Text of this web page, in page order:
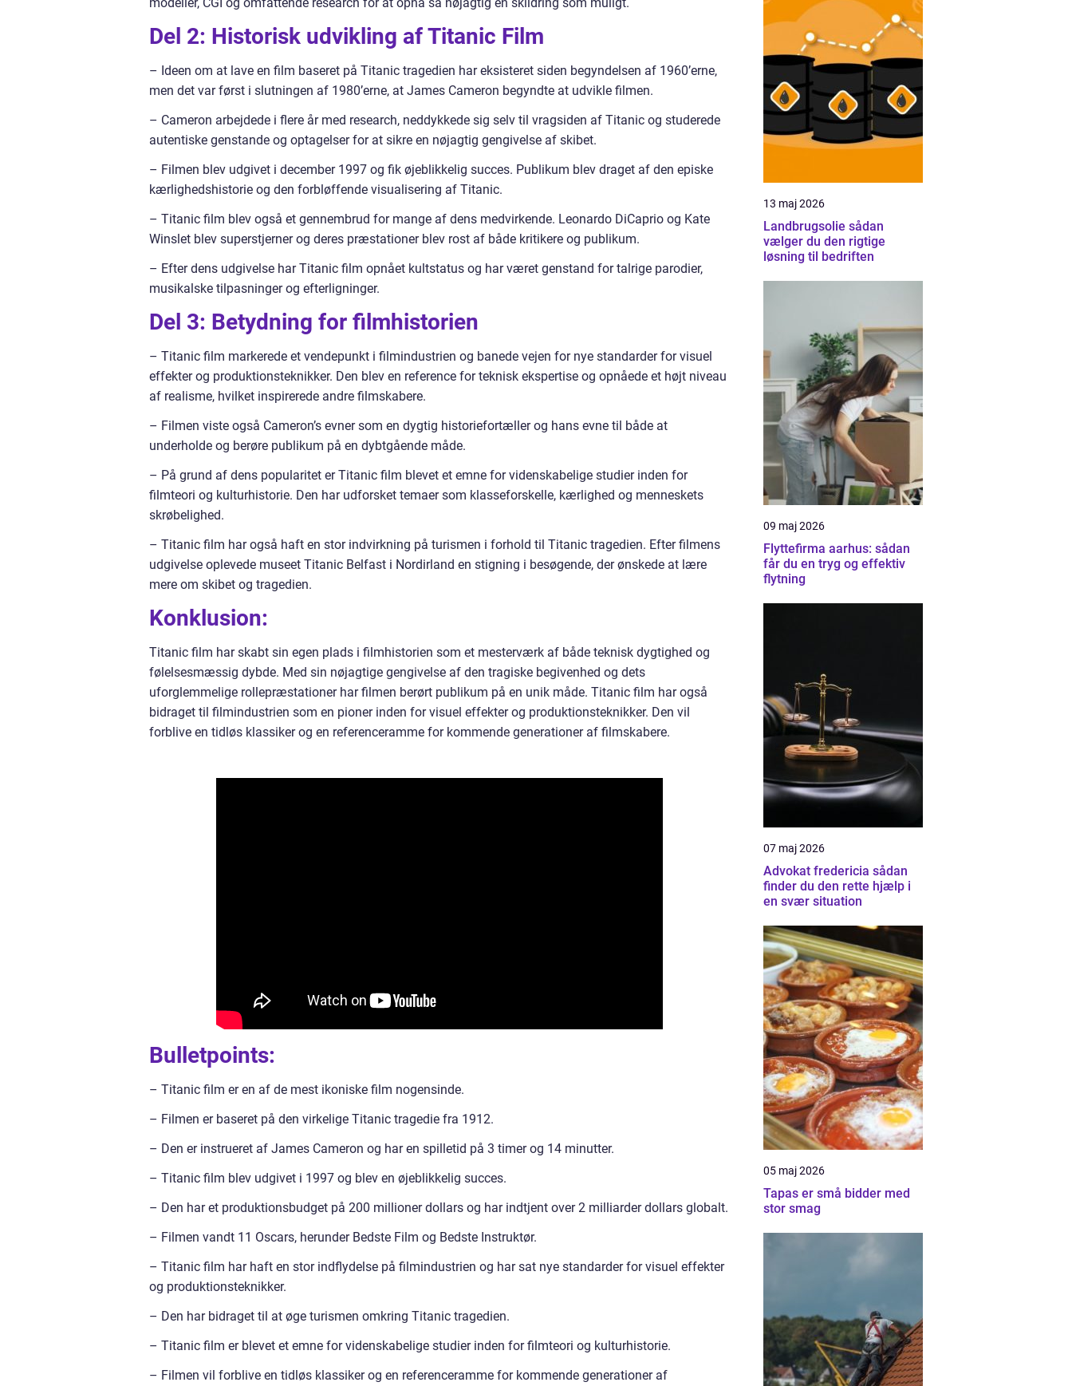
Del 2: Historisk udvikling af Titanic Film
– Ideen om at lave en film baseret på Titanic tragedien har eksisteret siden begyndelsen af 1960’erne,
men det var først i slutningen af 1980’erne, at James Cameron begyndte at udvikle filmen.
– Cameron arbejdede i flere år med research, neddykkede sig selv til vragsiden af Titanic og studerede
autentiske genstande og optagelser for at sikre en nøjagtig gengivelse af skibet.
– Filmen blev udgivet i december 1997 og fik øjeblikkelig succes. Publikum blev draget af den episke
kærlighedshistorie og den forbløffende visualisering af Titanic.
– Titanic film blev også et gennembrud for mange af dens medvirkende. Leonardo DiCaprio og Kate
Winslet blev superstjerner og deres præstationer blev rost af både kritikere og publikum.
– Efter dens udgivelse har Titanic film opnået kultstatus og har været genstand for talrige parodier,
musikalske tilpasninger og efterligninger.
Del 3: Betydning for filmhistorien
– Titanic film markerede et vendepunkt i filmindustrien og banede vejen for nye standarder for visuel
effekter og produktionsteknikker. Den blev en reference for teknisk ekspertise og opnåede et højt niveau
af realisme, hvilket inspirerede andre filmskabere.
– Filmen viste også Cameron’s evner som en dygtig historiefortæller og hans evne til både at
underholde og berøre publikum på en dybtgående måde.
– På grund af dens popularitet er Titanic film blevet et emne for videnskabelige studier inden for
filmteori og kulturhistorie. Den har udforsket temaer som klasseforskelle, kærlighed og menneskets
skrøbelighed.
– Titanic film har også haft en stor indvirkning på turismen i forhold til Titanic tragedien. Efter filmens
udgivelse oplevede museet Titanic Belfast i Nordirland en stigning i besøgende, der ønskede at lære
mere om skibet og tragedien.
Konklusion:
Titanic film har skabt sin egen plads i filmhistorien som et mesterværk af både teknisk dygtighed og
følelsesmæssig dybde. Med sin nøjagtige gengivelse af den tragiske begivenhed og dets
uforglemmelige rollepræstationer har filmen berørt publikum på en unik måde. Titanic film har også
bidraget til filmindustrien som en pioner inden for visuel effekter og produktionsteknikker. Den vil
forblive en tidløs klassiker og en referenceramme for kommende generationer af filmskabere.
Bulletpoints:
– Titanic film er en af de mest ikoniske film nogensinde.
– Filmen er baseret på den virkelige Titanic tragedie fra 1912.
– Den er instrueret af James Cameron og har en spilletid på 3 timer og 14 minutter.
– Titanic film blev udgivet i 1997 og blev en øjeblikkelig succes.
– Den har et produktionsbudget på 200 millioner dollars og har indtjent over 2 milliarder dollars globalt.
– Filmen vandt 11 Oscars, herunder Bedste Film og Bedste Instruktør.
– Titanic film har haft en stor indflydelse på filmindustrien og har sat nye standarder for visuel effekter
og produktionsteknikker.
– Den har bidraget til at øge turismen omkring Titanic tragedien.
– Titanic film er blevet et emne for videnskabelige studier inden for filmteori og kulturhistorie.
– Filmen vil forblive en tidløs klassiker og en referenceramme for kommende generationer af
13 maj 2026
Landbrugsolie sådan
vælger du den rigtige
løsning til bedriften
09 maj 2026
Flyttefirma aarhus: sådan
får du en tryg og effektiv
flytning
07 maj 2026
Advokat fredericia sådan
finder du den rette hjælp i
en svær situation
05 maj 2026
Tapas er små bidder med
stor smag